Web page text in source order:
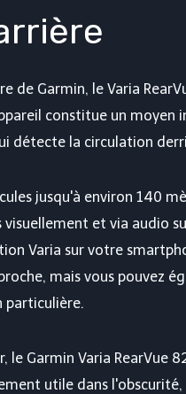
de Garmin, le Varia
constitue un
détecte la circulation
jusqu'à environ 140
visuellement et via audio
Varia sur votre
mais vous pouvez
particulière.
le Garmin Varia RearVue
utile dans